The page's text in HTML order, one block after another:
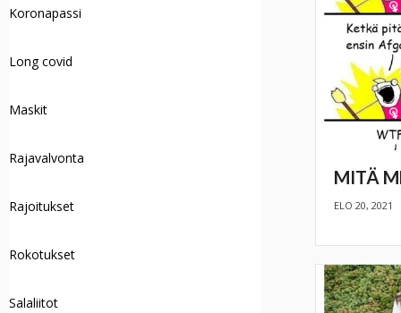
MITÄ
ELO 20, 2021
Koronapassi
Long covid
Maskit
Rajavalvonta
Rajoitukset
Rokotukset
Salaliitot